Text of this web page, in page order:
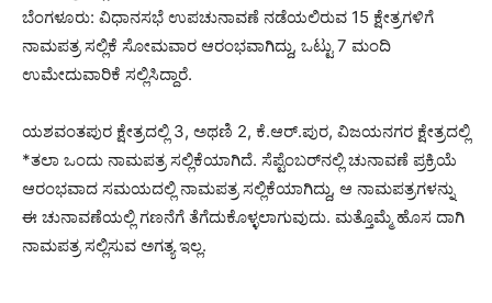
ಬೆಂಗಳೂರು: ವಿಧಾನಸಭೆ ಉಪಚುನಾವಣೆ ನಡೆಯಲಿರುವ 15 ಕ್ಷೇತ್ರಗಳಿಗೆ
ನಾಮಪತ್ರ ಸಲ್ಲಿಕೆ ಸೋಮವಾರ ಆರಂಭವಾಗಿದ್ದು, ಒಟ್ಟು 7 ಮಂದಿ
ಉಮೇದುವಾರಿಕೆ ಸಲ್ಲಿಸಿದ್ದಾರೆ.
ಯಶವಂತಪುರ ಕ್ಷೇತ್ರದಲ್ಲಿ 3, ಅಥಣಿ 2, ಕೆ.ಆರ್.ಪುರ, ವಿಜಯನಗರ ಕ್ಷೇತ್ರದಲ್ಲಿ
*ತಲಾ ಒಂದು ನಾಮಪತ್ರ ಸಲ್ಲಿಕೆಯಾಗಿದೆ. ಸೆಪ್ಟೆಂಬರ್‌ನಲ್ಲಿ ಚುನಾವಣೆ ಪ್ರಕ್ರಿಯೆ
ಆರಂಭವಾದ ಸಮಯದಲ್ಲಿ ನಾಮಪತ್ರ ಸಲ್ಲಿಕೆಯಾಗಿದ್ದು, ಆ ನಾಮಪತ್ರಗಳನ್ನು
ಈ ಚುನಾವಣೆಯಲ್ಲಿ ಗಣನೆಗೆ ತೆಗೆದುಕೊಳ್ಳಲಾಗುವುದು. ಮತ್ತೊಮ್ಮೆ ಹೊಸ ದಾಗಿ
ನಾಮಪತ್ರ ಸಲ್ಲಿಸುವ ಅಗತ್ಯ ಇಲ್ಲ.